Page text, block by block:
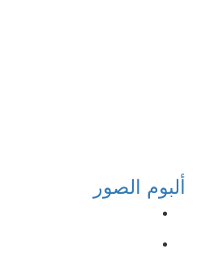
ألبوم الصور